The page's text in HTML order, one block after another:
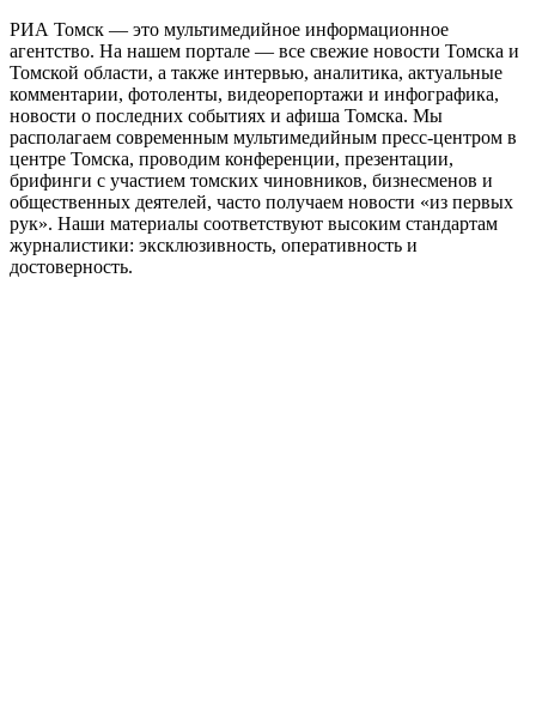
РИА Томск — это мультимедийное информационное
агентство. На нашем портале — все свежие новости Томска и
Томской области, а также интервью, аналитика, актуальные
комментарии, фотоленты, видеорепортажи и инфографика,
новости о последних событиях и афиша Томска. Мы
располагаем современным мультимедийным пресс-центром в
центре Томска, проводим конференции, презентации,
брифинги с участием томских чиновников, бизнесменов и
общественных деятелей, часто получаем новости «из первых
рук». Наши материалы соответствуют высоким стандартам
журналистики: эксклюзивность, оперативность и
достоверность.